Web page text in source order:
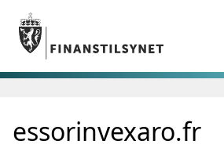
Gå til hovedinnhold
Gå til søkesiden
nettstedet
English
essorinvexaro.fr